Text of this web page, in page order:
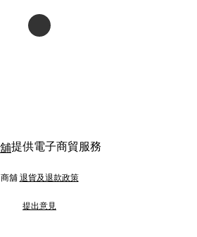
提供電子商貿服務
商舖 退貨及退款政策
提出意見